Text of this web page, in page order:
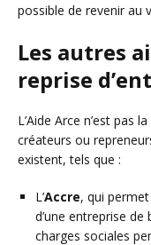
possible de revenir au
Les autres
reprise
L’Aide Arce n’est pas
créateurs ou
existent, tels que :
L’Accre, qui
d’une entreprise
charges sociales